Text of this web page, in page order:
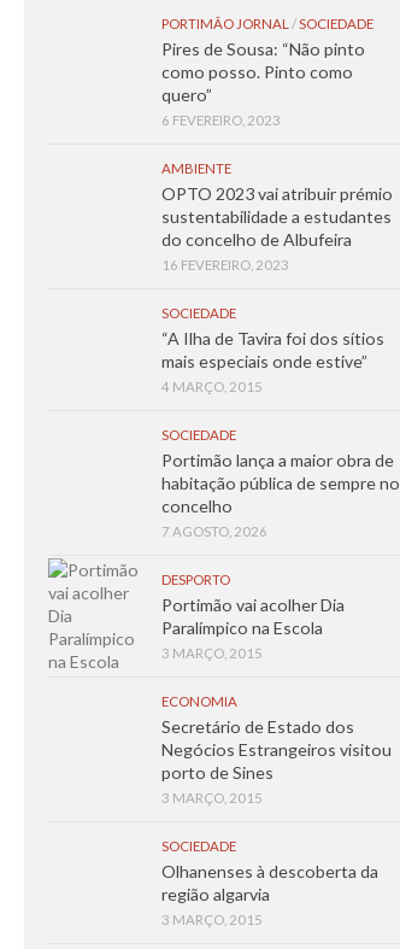
PORTIMÃO JORNAL /SOCIEDADE
Pires de Sousa: “Não pinto
como posso. Pinto como
quero”
6 FEVEREIRO, 2023
AMBIENTE
OPTO 2023 vai atribuir prémio
sustentabilidade a estudantes
do concelho de Albufeira
16 FEVEREIRO, 2023
SOCIEDADE
“A Ilha de Tavira foi dos sítios
mais especiais onde estive”
4 MARÇO, 2015
SOCIEDADE
Portimão lança a maior obra de
habitação pública de sempre no
concelho
7 AGOSTO, 2026
DESPORTO
Portimão vai acolher Dia
Paralímpico na Escola
3 MARÇO, 2015
ECONOMIA
Secretário de Estado dos
Negócios Estrangeiros visitou
porto de Sines
3 MARÇO, 2015
SOCIEDADE
Olhanenses à descoberta da
região algarvia
3 MARÇO, 2015